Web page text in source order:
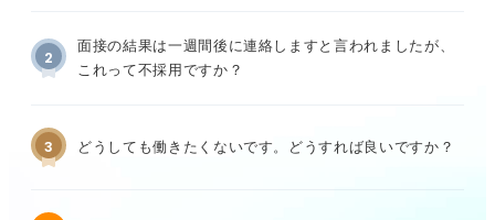
2
面接の結果は一週間後に連絡しますと言われましたが、
これって不採用ですか？
3 どうしても働きたくないです。どうすれば良いですか？